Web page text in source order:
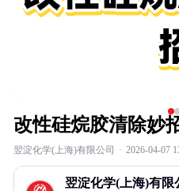
改性硅烷胶清除妙
翌淀化学(上海)有限公司 · 2026-04-07
翌淀化学(上海)有限